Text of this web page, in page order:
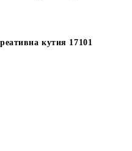
кутия 17101